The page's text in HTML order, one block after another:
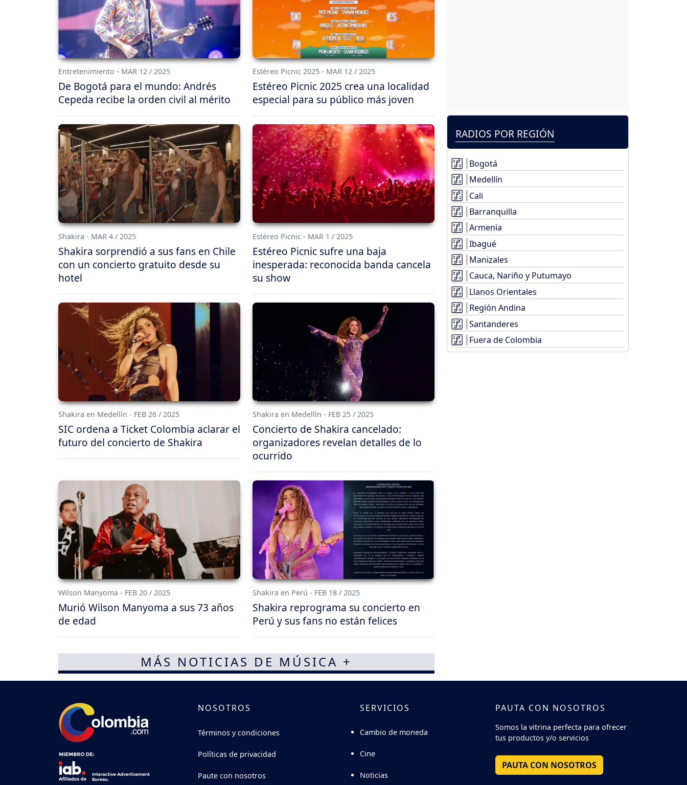
Entretenimiento - MAR 12 / 2025
De Bogotá para el mundo: Andrés
Cepeda recibe la orden civil al mérito
Estéreo Picnic 2025 - MAR 12 / 2025
Estéreo Picnic 2025 crea una localidad
especial para su público más joven
Shakira - MAR 4 / 2025
Shakira sorprendió a sus fans en Chile
con un concierto gratuito desde su
hotel
Estéreo Picnic - MAR 1 / 2025
Estéreo Picnic sufre una baja
inesperada: reconocida banda cancela
su show
Shakira en Medellín - FEB 26 / 2025
SIC ordena a Ticket Colombia aclarar el
futuro del concierto de Shakira
Shakira en Medellín - FEB 25 / 2025
Concierto de Shakira cancelado:
organizadores revelan detalles de lo
ocurrido
Wilson Manyoma - FEB 20 / 2025
Murió Wilson Manyoma a sus 73 años
de edad
Shakira en Perú - FEB 18 / 2025
Shakira reprograma su concierto en
Perú y sus fans no están felices
MÁS NOTICIAS DE MÚSICA +
RADIOS POR REGIÓN
Bogotá
Medellín
Cali
Barranquilla
Armenia
Ibagué
Manizales
Cauca, Nariño y Putumayo
Llanos Orientales
Región Andina
Santanderes
Fuera de Colombia
NOSOTROS
Términos y condiciones
Políticas de privacidad
Paute con nosotros
SERVICIOS
Cambio de moneda
Cine
Noticias
PAUTA CON NOSOTROS
Somos la vitrina perfecta para ofrecer
tus productos y/o servicios
PAUTA CON NOSOTROS